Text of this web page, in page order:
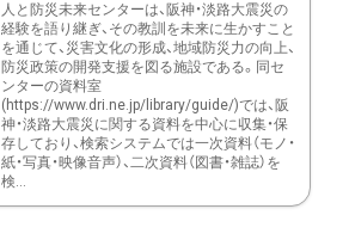
人と防災未来センターは、阪神・淡路大震災の
経験を語り継ぎ、その教訓を未来に生かすこと
を通じて、災害文化の形成、地域防災力の向上、
防災政策の開発支援を図る施設である。同セ
ンターの資料室
(https://www.dri.ne.jp/library/guide/)では、阪
神・淡路大震災に関する資料を中心に収集・保
存しており、検索システムでは一次資料（モノ・
紙・写真・映像音声）、二次資料（図書・雑誌）を
検...